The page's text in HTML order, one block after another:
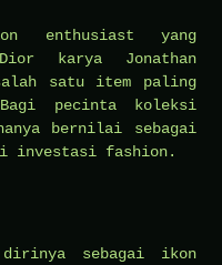
enthusiast yang
karya Jonathan
satu item paling
pecinta koleksi
bernilai sebagai
investasi fashion.
dirinya sebagai ikon